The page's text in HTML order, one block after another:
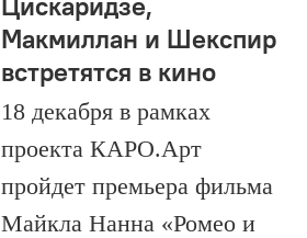
Макмиллан и Шекспир
встретятся в кино
18 декабря в рамках
проекта КАРО.Арт
пройдет премьера фильма
Майкла Нанна «Ромео и